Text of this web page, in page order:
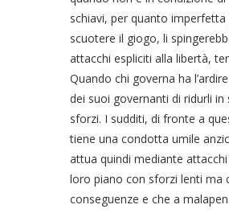
schiavi, per quanto
scuotere il giogo, li
attacchi espliciti alla libertà,
Quando chi governa ha
dei suoi governanti di ridurli
sforzi. I sudditi, di fronte a
tiene una condotta umile
attua quindi mediante
loro piano con sforzi lenti ma
conseguenze e che a